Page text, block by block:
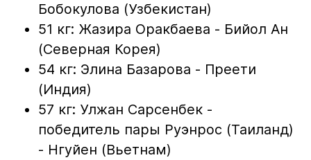
Бобокулова (Узбекистан)
51 кг: Жазира Оракбаева - Бийол Ан
(Северная Корея)
54 кг: Элина Базарова - Преети
(Индия)
57 кг: Улжан Сарсенбек -
победитель пары Руэнрос (Таиланд)
- Нгуйен (Вьетнам)